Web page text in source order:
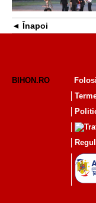
Înapoi
BIHON.RO